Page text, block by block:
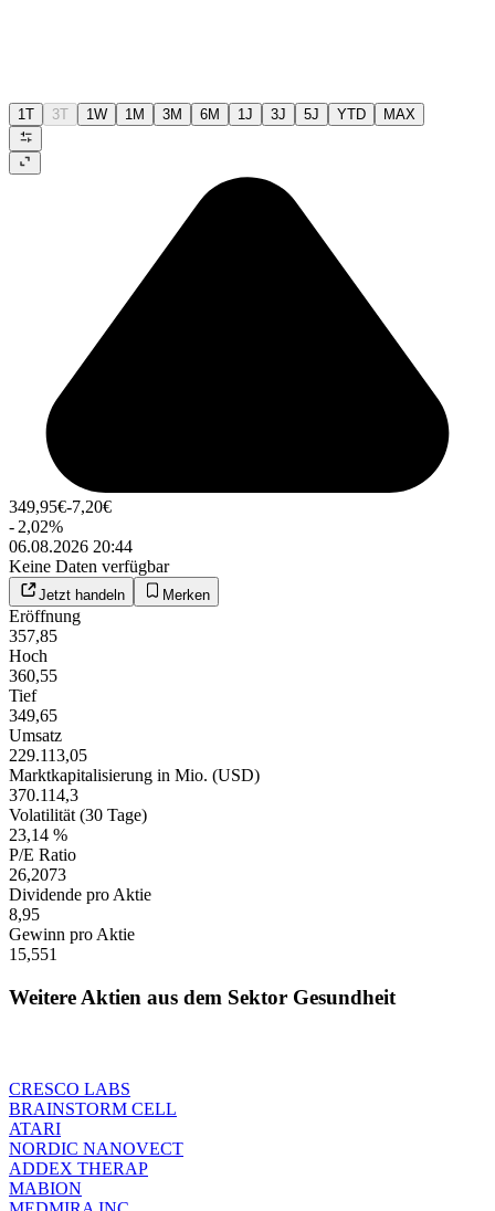
1T 3T 1W 1M 3M 6M 1J 3J 5J YTD MAX
349,95€-7,20€
- 2,02%
06.08.2026 20:44
Keine Daten verfügbar
Jetzt handeln Merken
Eröffnung
357,85
Hoch
360,55
Tief
349,65
Umsatz
229.113,05
Marktkapitalisierung in Mio. (USD)
370.114,3
Volatilität (30 Tage)
23,14 %
P/E Ratio
26,2073
Dividende pro Aktie
8,95
Gewinn pro Aktie
15,551
Weitere Aktien aus dem Sektor Gesundheit
CRESCO LABS
BRAINSTORM CELL
ATARI
NORDIC NANOVECT
ADDEX THERAP
MABION